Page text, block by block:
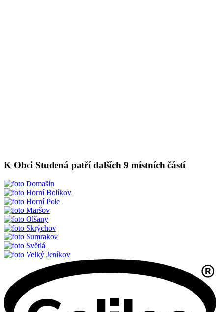
K Obci Studená patří dalších 9 místních částí
Domašín
Horní Bolíkov
Horní Pole
Maršov
Olšany
Skrýchov
Sumrakov
Světlá
Velký Jeníkov